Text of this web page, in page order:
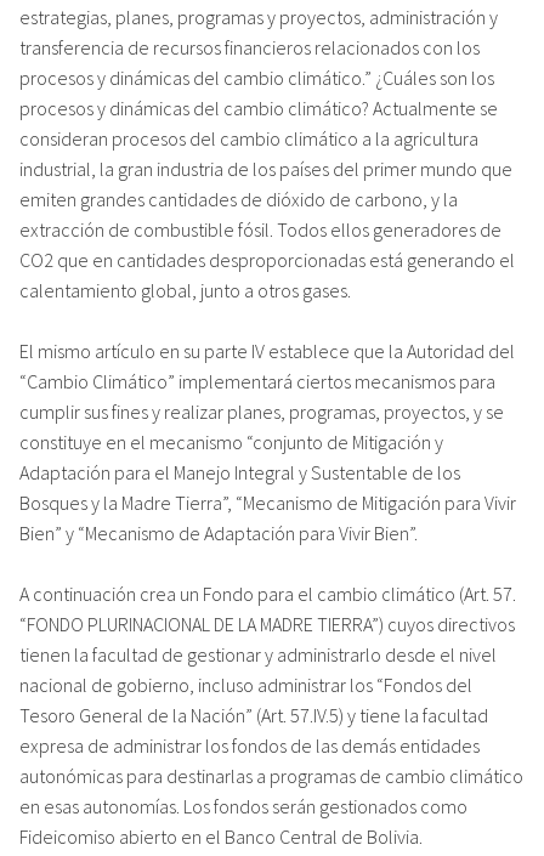
estrategias, planes, programas y proyectos, administración y
transferencia de recursos financieros relacionados con los
procesos y dinámicas del cambio climático.” ¿Cuáles son los
procesos y dinámicas del cambio climático? Actualmente se
consideran procesos del cambio climático a la agricultura
industrial, la gran industria de los países del primer mundo que
emiten grandes cantidades de dióxido de carbono, y la
extracción de combustible fósil. Todos ellos generadores de
CO2 que en cantidades desproporcionadas está generando el
calentamiento global, junto a otros gases.
El mismo artículo en su parte IV establece que la Autoridad del
“Cambio Climático” implementará ciertos mecanismos para
cumplir sus fines y realizar planes, programas, proyectos, y se
constituye en el mecanismo “conjunto de Mitigación y
Adaptación para el Manejo Integral y Sustentable de los
Bosques y la Madre Tierra”, “Mecanismo de Mitigación para Vivir
Bien” y “Mecanismo de Adaptación para Vivir Bien”.
A continuación crea un Fondo para el cambio climático (Art. 57.
“FONDO PLURINACIONAL DE LA MADRE TIERRA”) cuyos directivos
tienen la facultad de gestionar y administrarlo desde el nivel
nacional de gobierno, incluso administrar los “Fondos del
Tesoro General de la Nación” (Art. 57.IV.5) y tiene la facultad
expresa de administrar los fondos de las demás entidades
autonómicas para destinarlas a programas de cambio climático
en esas autonomías. Los fondos serán gestionados como
Fideicomiso abierto en el Banco Central de Bolivia.